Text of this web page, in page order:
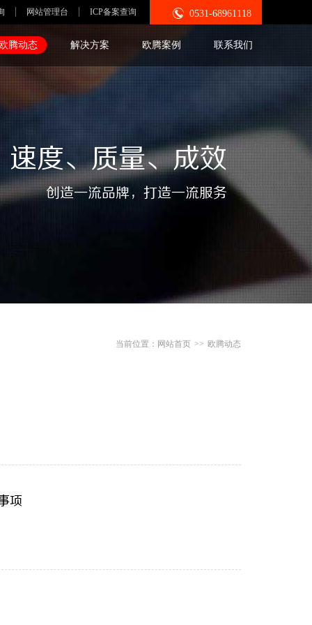
ICP备案查询
网站管理台  0531-68961118
速度、质量、成效
创造一流品牌，打造一流服务
欧腾动态 解决方案 欧腾案例 联系我们
网站首页 >> 欧腾动态
项